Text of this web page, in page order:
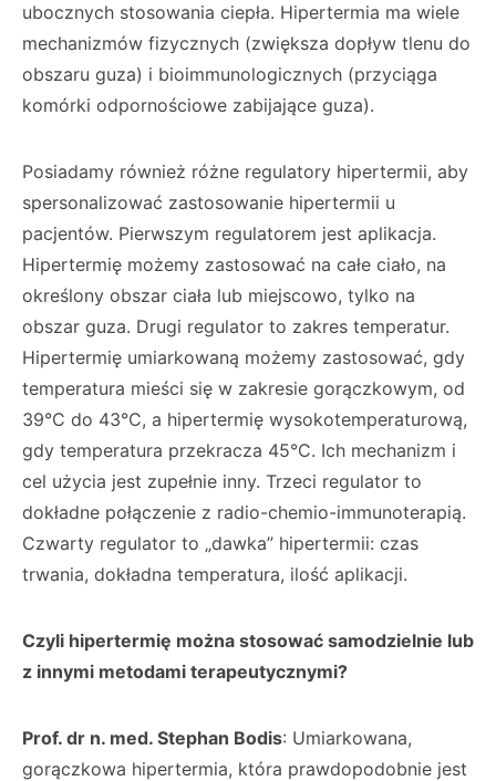
ubocznych stosowania ciepła. Hipertermia ma wiele
mechanizmów fizycznych (zwiększa dopływ tlenu do
obszaru guza) i bioimmunologicznych (przyciąga
komórki odpornościowe zabijające guza).
Posiadamy również różne regulatory hipertermii, aby
spersonalizować zastosowanie hipertermii u
pacjentów. Pierwszym regulatorem jest aplikacja.
Hipertermię możemy zastosować na całe ciało, na
określony obszar ciała lub miejscowo, tylko na
obszar guza. Drugi regulator to zakres temperatur.
Hipertermię umiarkowaną możemy zastosować, gdy
temperatura mieści się w zakresie gorączkowym, od
39°C do 43°C, a hipertermię wysokotemperaturową,
gdy temperatura przekracza 45°C. Ich mechanizm i
cel użycia jest zupełnie inny. Trzeci regulator to
dokładne połączenie z radio-chemio-immunoterapią.
Czwarty regulator to „dawka” hipertermii: czas
trwania, dokładna temperatura, ilość aplikacji.
Czyli hipertermię można stosować samodzielnie lub
z innymi metodami terapeutycznymi?
Prof. dr n. med. Stephan Bodis: Umiarkowana,
gorączkowa hipertermia, która prawdopodobnie jest